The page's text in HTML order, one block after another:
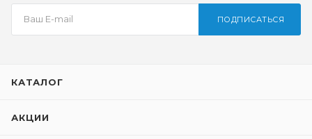
ПОДПИСАТЬСЯ
КАТАЛОГ
АКЦИИ